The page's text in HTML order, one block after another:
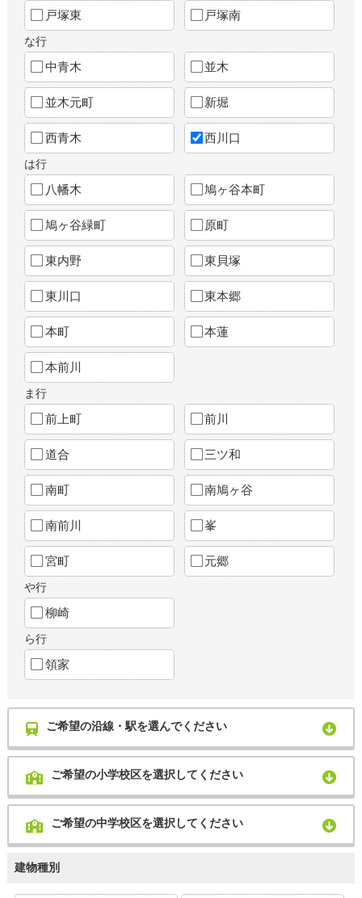
戸塚東 戸塚南
な行
中青木 並木
並木元町 新堀
西青木 西川口
は行
八幡木 鳩ヶ谷本町
鳩ヶ谷緑町 原町
東内野 東貝塚
東川口 東本郷
本町 本蓮
本前川
ま行
前上町 前川
道合 三ツ和
南町 南鳩ヶ谷
南前川 峯
宮町 元郷
や行
柳崎
ら行
領家
ご希望の沿線・駅を選んでください
ご希望の小学校区を選択してください
ご希望の中学校区を選択してください
建物種別